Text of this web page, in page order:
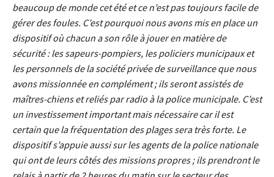
beaucoup de monde cet été et ce n’est pas toujours facile de
gérer des foules. C’est pourquoi nous avons mis en place un
dispositif où chacun a son rôle à jouer en matière de
sécurité : les sapeurs-pompiers, les policiers municipaux et
les personnels de la société privée de surveillance que nous
avons missionnée en complément ; ils seront assistés de
maîtres-chiens et reliés par radio à la police municipale. C’est
un investissement important mais nécessaire car il est
certain que la fréquentation des plages sera très forte. Le
dispositif s’appuie aussi sur les agents de la police nationale
qui ont de leurs côtés des missions propres ; ils prendront le